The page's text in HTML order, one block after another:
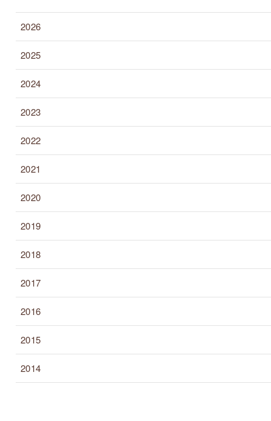
2026
2025
2024
2023
2022
2021
2020
2019
2018
2017
2016
2015
2014